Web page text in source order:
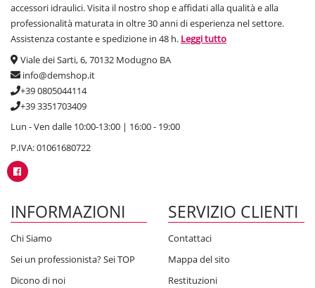
accessori idraulici. Visita il nostro shop e affidati alla qualità e alla
professionalità maturata in oltre 30 anni di esperienza nel settore.
Assistenza costante e spedizione in 48 h. Leggi tutto
Viale dei Sarti, 6, 70132 Modugno BA
info@demshop.it
+39 0805044114
+39 3351703409
Lun - Ven dalle 10:00-13:00 | 16:00 - 19:00
P.IVA: 01061680722
INFORMAZIONI
Chi Siamo
Sei un professionista? Sei TOP
Dicono di noi
SERVIZIO CLIENTI
Contattaci
Mappa del sito
Restituzioni